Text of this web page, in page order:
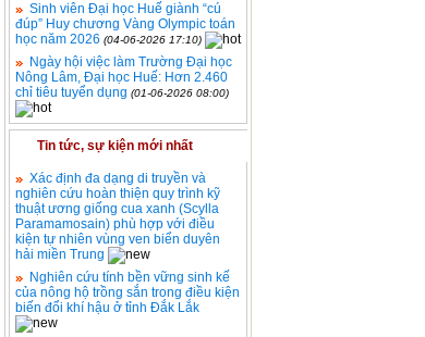
Sinh viên Đại học Huế giành “cú
đúp” Huy chương Vàng Olympic toán
học năm 2026 (04-06-2026 17:10)
Ngày hội việc làm Trường Đại học
Nông Lâm, Đại học Huế: Hơn 2.460
chỉ tiêu tuyển dụng (01-06-2026 08:00)
Tin tức, sự kiện mới nhất
Xác định đa dạng di truyền và
nghiên cứu hoàn thiện quy trình kỹ
thuật ương giống cua xanh (Scylla
Paramamosain) phù hợp với điều
kiện tự nhiên vùng ven biển duyên
hải miền Trung
Nghiên cứu tính bền vững sinh kế
của nông hộ trồng sắn trong điều kiện
biến đổi khí hậu ở tỉnh Đắk Lắk